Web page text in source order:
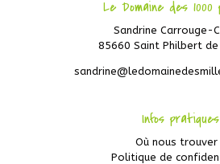
Le Domaine des
Sandrine Carrouge-
85660 Saint Philbert de
Infos pratiques
Où nous trouver
Politique de